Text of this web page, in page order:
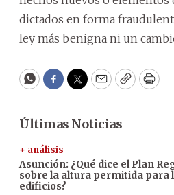
dictados en forma
ley más benigna ni un
WhatsApp
Facebook
Twitter
EmailCopyPrint
Últimas Noticias
+ análisis
Asunción: ¿Qué dice el Plan
sobre la altura permitida para
edificios?